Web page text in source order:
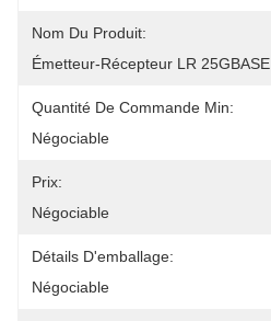
Nom Du Produit:
Émetteur-Récepteur LR 25GBASE
Quantité De Commande Min:
Négociable
Prix:
Négociable
Détails D'emballage:
Négociable